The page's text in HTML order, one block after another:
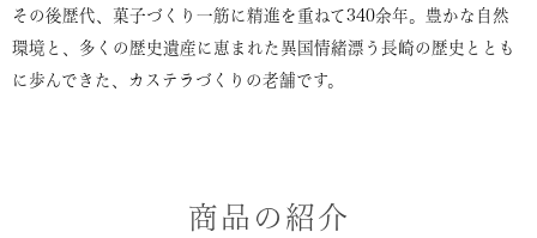
その後歴代、菓子づくり一筋に精進を重ねて340余年。豊かな自然
環境と、多くの歴史遺産に恵まれた異国情緒漂う長崎の歴史ととも
に歩んできた、カステラづくりの老舗です。
商品の紹介